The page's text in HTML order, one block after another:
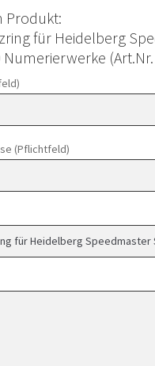
Produkt:
für Heidelberg
Numerierwerke (Art.Nr.
(Pflichtfeld)